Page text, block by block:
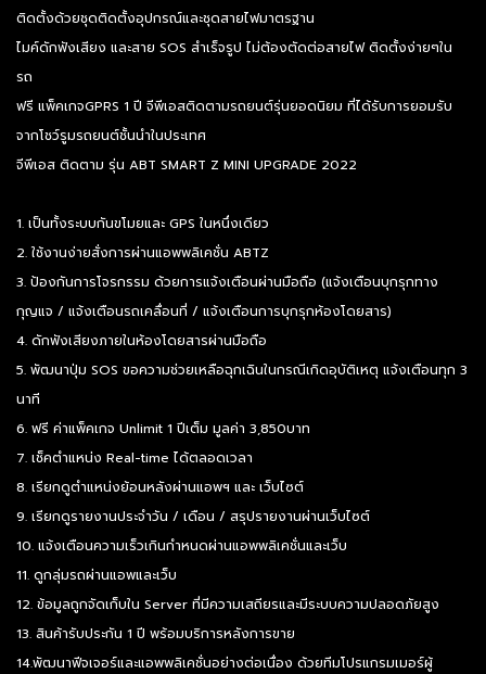
ติดตั้งด้วยชุดติดตั้งอุปกรณ์และชุดสายไฟมาตรฐาน
ไมค์ดักฟังเสียง และสาย SOS สำเร็จรูป ไม่ต้องตัดต่อสายไฟ ติดตั้งง่ายๆใน
รถ
ฟรี แพ็คเกจGPRS 1 ปี จีพีเอสติดตามรถยนต์รุ่นยอดนิยม ที่ได้รับการยอมรับ
จากโชว์รูมรถยนต์ชั้นนำในประเทศ
จีพีเอส ติดตาม รุ่น ABT SMART Z MINI UPGRADE 2022
1. เป็นทั้งระบบกันขโมยและ GPS ในหนึ่งเดียว
2. ใช้งานง่ายสั่งการผ่านแอพพลิเคชั่น ABTZ
3. ป้องกันการโจรกรรม ด้วยการแจ้งเตือนผ่านมือถือ (แจ้งเตือนบุกรุกทาง
กุญแจ / แจ้งเตือนรถเคลื่อนที่ / แจ้งเตือนการบุกรุกห้องโดยสาร)
4. ดักฟังเสียงภายในห้องโดยสารผ่านมือถือ
5. พัฒนาปุ่ม SOS ขอความช่วยเหลือฉุกเฉินในกรณีเกิดอุบัติเหตุ แจ้งเตือนทุก 3
นาที
6. ฟรี ค่าแพ็คเกจ Unlimit 1 ปีเต็ม มูลค่า 3,850บาท
7. เช็คตำแหน่ง Real-time ได้ตลอดเวลา
8. เรียกดูตำแหน่งย้อนหลังผ่านแอพฯ และ เว็บไซต์
9. เรียกดูรายงานประจำวัน / เดือน / สรุปรายงานผ่านเว็บไซต์
10. แจ้งเตือนความเร็วเกินกำหนดผ่านแอพพลิเคชั่นและเว็บ
11. ดูกลุ่มรถผ่านแอพและเว็บ
12. ข้อมูลถูกจัดเก็บใน Server ที่มีความเสถียรและมีระบบความปลอดภัยสูง
13. สินค้ารับประกัน 1 ปี พร้อมบริการหลังการขาย
14.พัฒนาฟีจเจอร์และแอพพลิเคชั่นอย่างต่อเนื่อง ด้วยทีมโปรแกรมเมอร์ผู้